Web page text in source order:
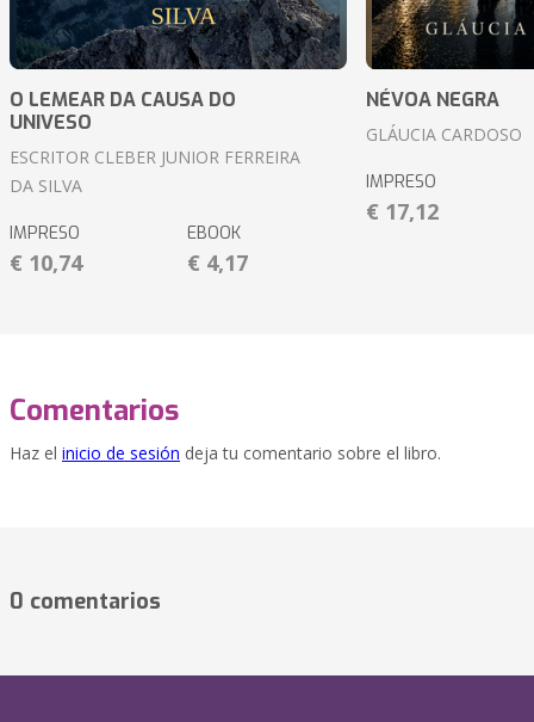
O LEMEAR DA CAUSA DO
UNIVESO
ESCRITOR CLEBER JUNIOR FERREIRA
DA SILVA
IMPRESO
€ 10,74
EBOOK
€ 4,17
NÉVOA NEGRA
GLÁUCIA CARDOSO
IMPRESO
€ 17,12
Comentarios
Haz el inicio de sesión deja tu comentario sobre el libro.
0 comentarios